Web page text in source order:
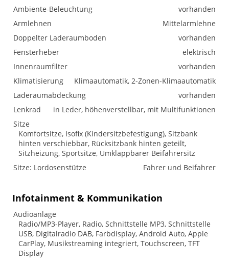
Ambiente-Beleuchtung
vorhanden
Armlehnen
Mittelarmlehne
Doppelter Laderaumboden
vorhanden
Fensterheber
elektrisch
Innenraumfilter
vorhanden
Klimatisierung
Klimaautomatik, 2-Zonen-Klimaautomatik
Laderaumabdeckung
vorhanden
Lenkrad
in Leder, höhenverstellbar, mit Multifunktionen
Sitze
Komfortsitze, Isofix (Kindersitzbefestigung), Sitzbank
hinten verschiebbar, Rücksitzbank hinten geteilt,
Sitzheizung, Sportsitze, Umklappbarer Beifahrersitz
Sitze: Lordosenstütze
Fahrer und Beifahrer
Infotainment & Kommunikation
Audioanlage
Radio/MP3-Player, Radio, Schnittstelle MP3, Schnittstelle
USB, Digitalradio DAB, Farbdisplay, Android Auto, Apple
CarPlay, Musikstreaming integriert, Touchscreen, TFT
Display